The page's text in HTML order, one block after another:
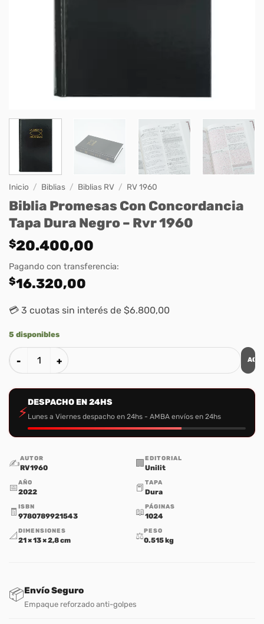
Inicio / Biblias / Biblias RV / RV 1960
Biblia Promesas Con Concordancia
Tapa Dura Negro – Rvr 1960
$20.400,00
Pagando con transferencia:
$16.320,00
💳 3 cuotas sin interés de $6.800,00
5 disponibles
Biblia Promesas Con Concordancia Tapa Dura Negro - Rvr
⚡
DESPACHO EN 24HS
Lunes a Viernes despacho en 24hs - AMBA envíos en 24hs
✍️AUTOR
RV1960 🏢 EDITORIAL
Unilit
📅AÑO
2022 📕 TAPA
Dura
🧾 ISBN
9780789921543 📖PÁGINAS
1024
📐 DIMENSIONES
21 × 13 × 2,8 cm ⚖️PESO
0.515 kg
📦Envío Seguro
Empaque reforzado anti-golpes